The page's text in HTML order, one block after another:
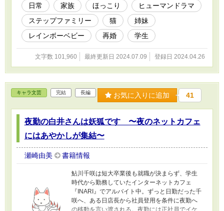
日常 家族 ほっこり
ヒューマンドラマ
ステップファミリー
猫
姉妹
レインボーベビー
再婚 学生
文字数 101,960 最終更新日 2024.07.09 登録日 2024.04.26
キャラ文芸 完結 長編 お気に入りに追加 41
夜勤の白井さんは妖狐です 〜夜のネットカフェ
にはあやかしが集結〜
瀬崎由美 書籍情報
鮎川千咲は短大卒業後も就職が決まらず、学生
時代から勤務していたインターネットカフェ
『INARI』でアルバイト中。ずっと日勤だった千
咲へ、ある日店長から社員登用を条件に夜勤へ
の移動を言い渡される。夜勤には正社員でイケ